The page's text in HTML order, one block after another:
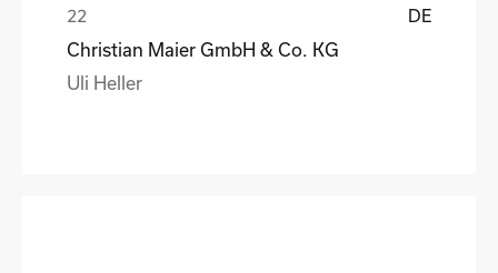
DE
Christian Maier GmbH & Co. KG
Uli Heller